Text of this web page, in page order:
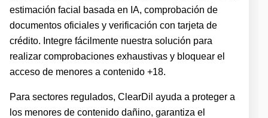
estimación facial basada en IA, comprobación de
documentos oficiales y verificación con tarjeta de
crédito. Integre fácilmente nuestra solución para
realizar comprobaciones exhaustivas y bloquear el
acceso de menores a contenido +18.
Para sectores regulados, ClearDil ayuda a proteger a
los menores de contenido dañino, garantiza el